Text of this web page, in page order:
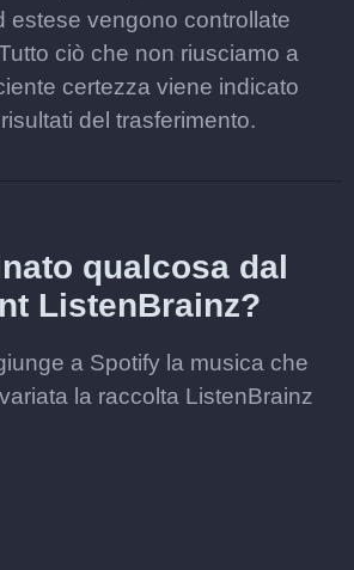
estese vengono controllate
ciò che non riusciamo a
certezza viene indicato
del trasferimento.
qualcosa dal
ListenBrainz?
a Spotify la musica che
la raccolta ListenBrainz